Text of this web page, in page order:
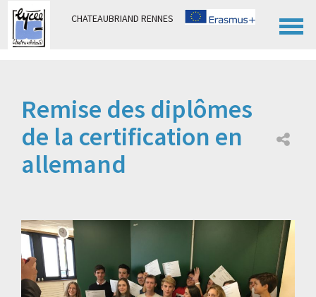
CHATEAUBRIAND RENNES
Remise des diplômes
de la certification en
allemand
Panneau de gestion des cookies